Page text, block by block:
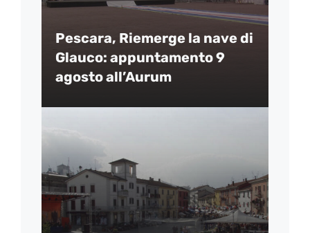
Pescara, Riemerge la nave di
Glauco: appuntamento 9
agosto all’Aurum